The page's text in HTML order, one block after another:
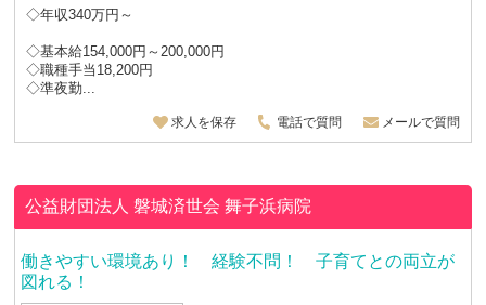
◇年収340万円～
◇基本給154,000円～200,000円
◇職種手当18,200円
◇準夜勤...
求人を保存 電話で質問 メールで質問
公益財団法人 磐城済世会舞子浜病院
働きやすい環境あり！ 経験不問！ 子育てとの両立が
図れる！